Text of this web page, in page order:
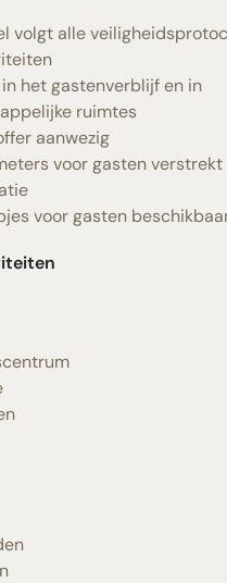
volgt alle
het gastenverblijf en in
ruimtes
aanwezig
voor gasten
voor gasten